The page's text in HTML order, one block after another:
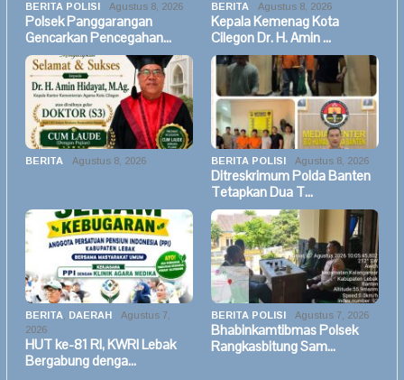
BERITA POLISI Agustus 8, 2026
Polsek Panggarangan
Gencarkan Pencegahan…
BERITA Agustus 8, 2026
Kepala Kemenag Kota
Cilegon Dr. H. Amin …
BERITA Agustus 8, 2026 BERITA POLISI Agustus 8, 2026
Ditreskrimum Polda Banten
Tetapkan Dua T…
BERITA DAERAH
Agustus 7,
2026
HUT ke-81 RI, KWRI Lebak
Bergabung denga…
BERITA POLISI Agustus 7, 2026
Bhabinkamtibmas Polsek
Rangkasbitung Sam…